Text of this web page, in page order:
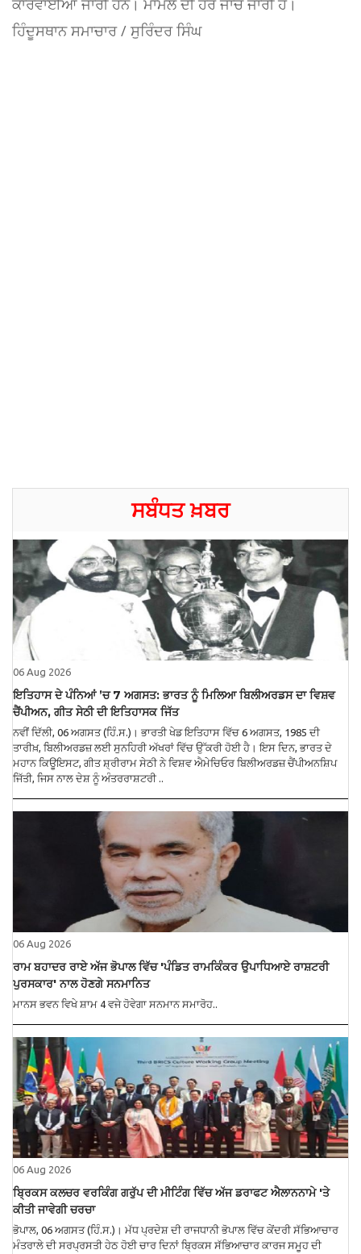
ਕਾਰਵਾਈਆਂ ਜਾਰੀ ਹਨ। ਮਾਮਲੇ ਦੀ ਹੋਰ ਜਾਂਚ ਜਾਰੀ ਹੈ।
ਹਿੰਦੂਸਥਾਨ ਸਮਾਚਾਰ / ਸੁਰਿੰਦਰ ਸਿੰਘ
ਸਬੰਧਤ ਖ਼ਬਰ
06 Aug 2026
ਇਤਿਹਾਸ ਦੇ ਪੰਨਿਆਂ ’ਚ 7 ਅਗਸਤ: ਭਾਰਤ ਨੂੰ ਮਿਲਿਆ ਬਿਲੀਅਰਡਸ ਦਾ ਵਿਸ਼ਵ
ਚੈਂਪੀਅਨ, ਗੀਤ ਸੇਠੀ ਦੀ ਇਤਿਹਾਸਕ ਜਿੱਤ
ਨਵੀਂ ਦਿੱਲੀ, 06 ਅਗਸਤ (ਹਿੰ.ਸ.)। ਭਾਰਤੀ ਖੇਡ ਇਤਿਹਾਸ ਵਿੱਚ 6 ਅਗਸਤ, 1985 ਦੀ
ਤਾਰੀਖ਼, ਬਿਲੀਅਰਡਜ਼ ਲਈ ਸੁਨਹਿਰੀ ਅੱਖਰਾਂ ਵਿੱਚ ਉੱਕਰੀ ਹੋਈ ਹੈ। ਇਸ ਦਿਨ, ਭਾਰਤ ਦੇ
ਮਹਾਨ ਕਿਊਇਸਟ, ਗੀਤ ਸ਼੍ਰੀਰਾਮ ਸੇਠੀ ਨੇ ਵਿਸ਼ਵ ਐਮੇਚਿਓਰ ਬਿਲੀਅਰਡਜ਼ ਚੈਂਪੀਅਨਸ਼ਿਪ
ਜਿੱਤੀ, ਜਿਸ ਨਾਲ ਦੇਸ਼ ਨੂੰ ਅੰਤਰਰਾਸ਼ਟਰੀ ..
06 Aug 2026
ਰਾਮ ਬਹਾਦਰ ਰਾਏ ਅੱਜ ਭੋਪਾਲ ਵਿੱਚ 'ਪੰਡਿਤ ਰਾਮਕਿੰਕਰ ਉਪਾਧਿਆਏ ਰਾਸ਼ਟਰੀ
ਪੁਰਸਕਾਰ' ਨਾਲ ਹੋਣਗੇ ਸਨਮਾਨਿਤ
ਮਾਨਸ ਭਵਨ ਵਿਖੇ ਸ਼ਾਮ 4 ਵਜੇ ਹੋਵੇਗਾ ਸਨਮਾਨ ਸਮਾਰੋਹ..
06 Aug 2026
ਬ੍ਰਿਕਸ ਕਲਚਰ ਵਰਕਿੰਗ ਗਰੁੱਪ ਦੀ ਮੀਟਿੰਗ ਵਿੱਚ ਅੱਜ ਡਰਾਫਟ ਐਲਾਨਨਾਮੇ 'ਤੇ
ਕੀਤੀ ਜਾਵੇਗੀ ਚਰਚਾ
ਭੋਪਾਲ, 06 ਅਗਸਤ (ਹਿੰ.ਸ.)। ਮੱਧ ਪ੍ਰਦੇਸ਼ ਦੀ ਰਾਜਧਾਨੀ ਭੋਪਾਲ ਵਿੱਚ ਕੇਂਦਰੀ ਸੱਭਿਆਚਾਰ
ਮੰਤਰਾਲੇ ਦੀ ਸਰਪ੍ਰਸਤੀ ਹੇਠ ਹੋਈ ਚਾਰ ਦਿਨਾਂ ਬ੍ਰਿਕਸ ਸੱਭਿਆਚਾਰ ਕਾਰਜ ਸਮੂਹ ਦੀ